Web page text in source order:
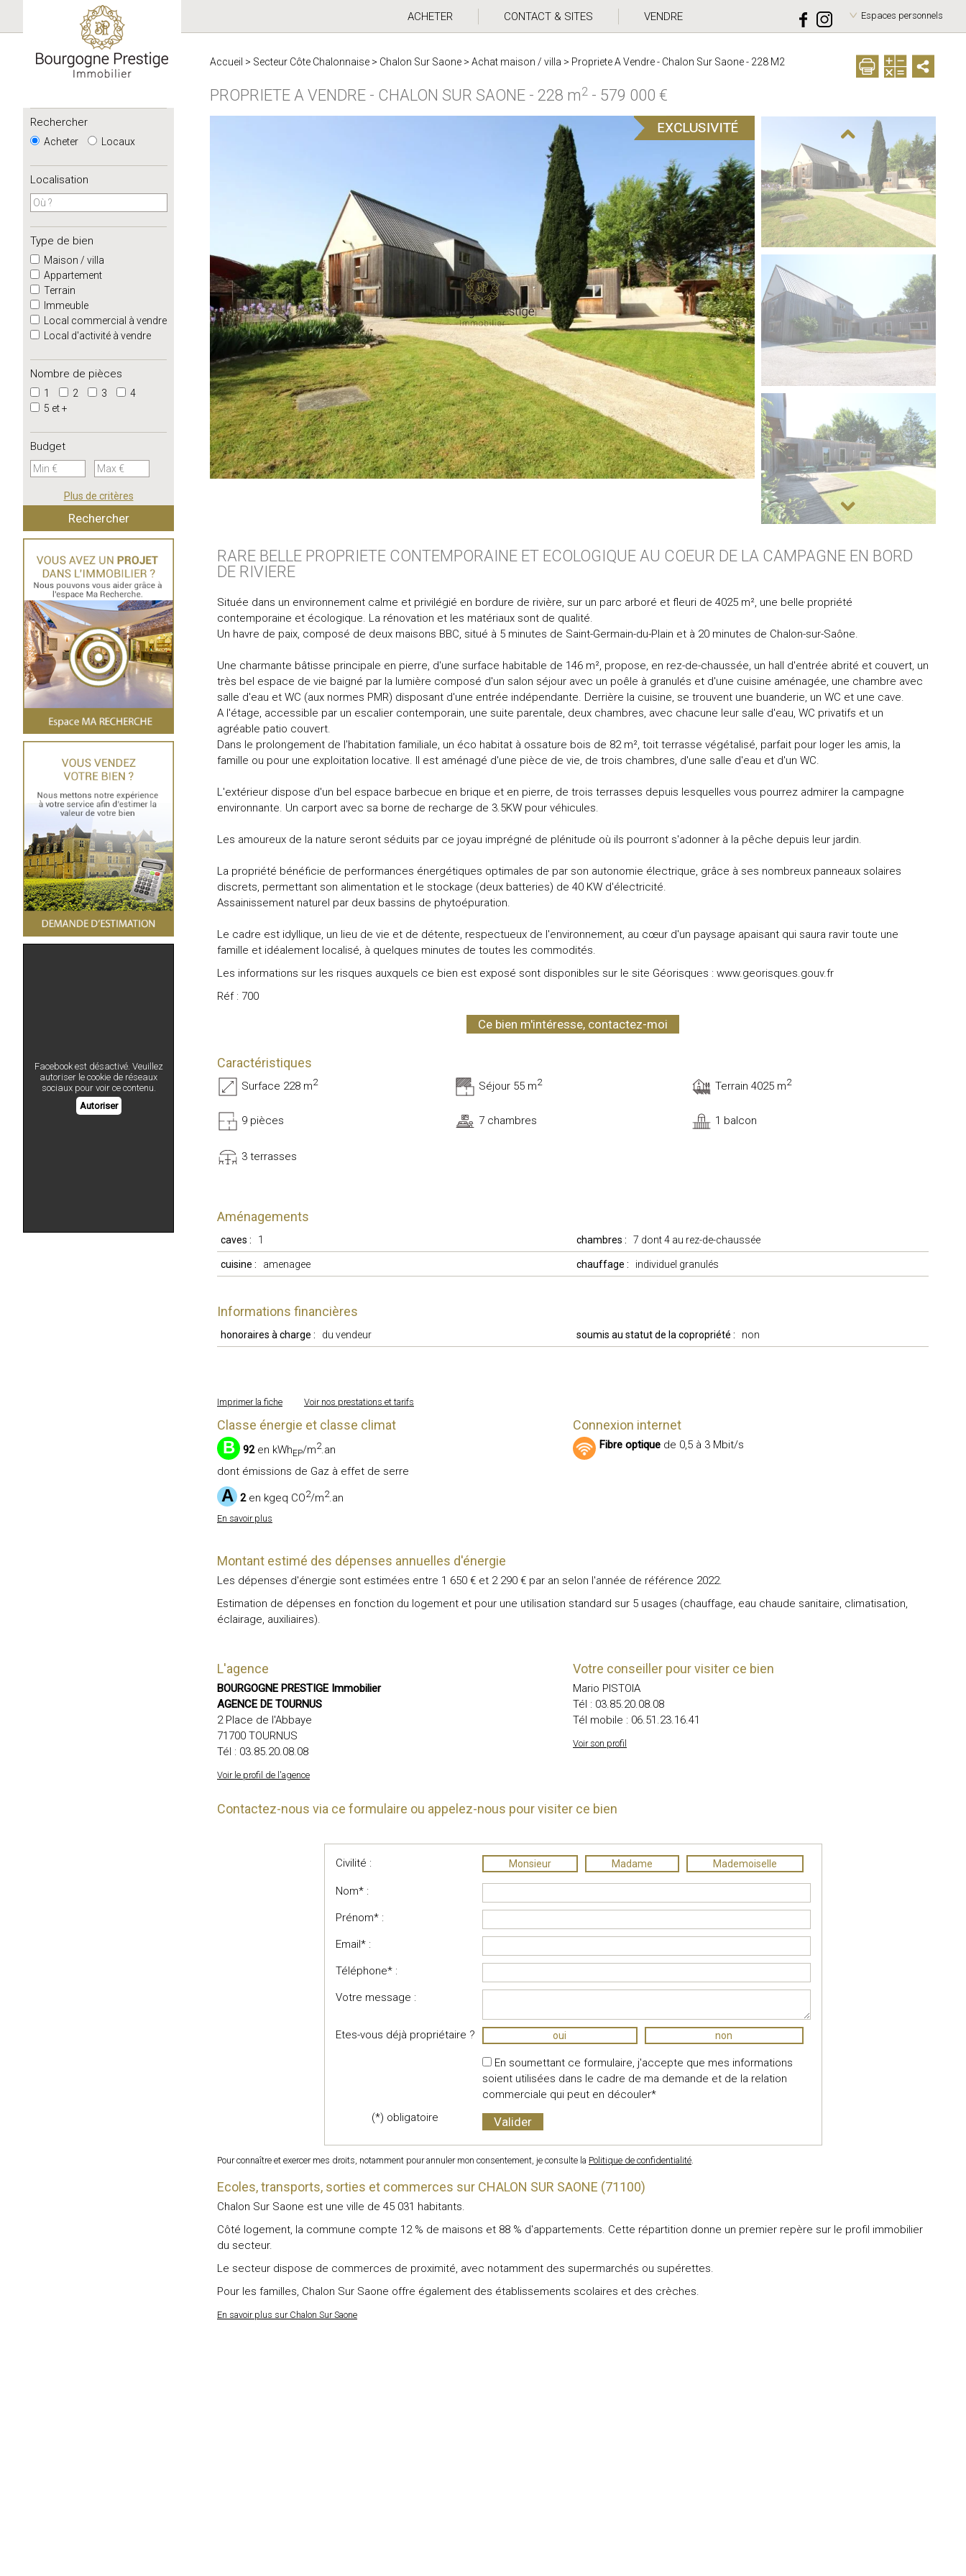
Espaces personnels
ACHETER CONTACT & SITES VENDRE
Rechercher
Acheter Locaux
Localisation
Type de bien
Maison / villa
Appartement
Terrain
Immeuble
Local commercial à vendre
Local d'activité à vendre
Nombre de pièces
1 2 3
4
5 et +
Budget
Plus de critères
Facebook est désactivé. Veuillez
autoriser le cookie de réseaux
sociaux pour voir ce contenu.
Autoriser
Accueil > Secteur Côte Chalonnaise > Chalon Sur Saone > Achat maison / villa > Propriete A Vendre - Chalon Sur Saone - 228 M2
PROPRIETE A VENDRE - CHALON SUR SAONE - 228 m2 - 579 000 €
RARE BELLE PROPRIETE CONTEMPORAINE ET ECOLOGIQUE AU COEUR DE LA CAMPAGNE EN BORD
DE RIVIERE
Située dans un environnement calme et privilégié en bordure de rivière, sur un parc arboré et fleuri de 4025 m², une belle propriété
contemporaine et écologique. La rénovation et les matériaux sont de qualité.
Un havre de paix, composé de deux maisons BBC, situé à 5 minutes de Saint-Germain-du-Plain et à 20 minutes de Chalon-sur-Saône.
Une charmante bâtisse principale en pierre, d'une surface habitable de 146 m², propose, en rez-de-chaussée, un hall d'entrée abrité et couvert, un
très bel espace de vie baigné par la lumière composé d'un salon séjour avec un poêle à granulés et d'une cuisine aménagée, une chambre avec
salle d'eau et WC (aux normes PMR) disposant d'une entrée indépendante. Derrière la cuisine, se trouvent une buanderie, un WC et une cave.
A l'étage, accessible par un escalier contemporain, une suite parentale, deux chambres, avec chacune leur salle d'eau, WC privatifs et un
agréable patio couvert.
Dans le prolongement de l'habitation familiale, un éco habitat à ossature bois de 82 m², toit terrasse végétalisé, parfait pour loger les amis, la
famille ou pour une exploitation locative. Il est aménagé d'une pièce de vie, de trois chambres, d'une salle d'eau et d'un WC.
L'extérieur dispose d'un bel espace barbecue en brique et en pierre, de trois terrasses depuis lesquelles vous pourrez admirer la campagne
environnante. Un carport avec sa borne de recharge de 3.5KW pour véhicules.
Les amoureux de la nature seront séduits par ce joyau imprégné de plénitude où ils pourront s'adonner à la pêche depuis leur jardin.
La propriété bénéficie de performances énergétiques optimales de par son autonomie électrique, grâce à ses nombreux panneaux solaires
discrets, permettant son alimentation et le stockage (deux batteries) de 40 KW d'électricité.
Assainissement naturel par deux bassins de phytoépuration.
Le cadre est idyllique, un lieu de vie et de détente, respectueux de l'environnement, au cœur d'un paysage apaisant qui saura ravir toute une
famille et idéalement localisé, à quelques minutes de toutes les commodités.
Les informations sur les risques auxquels ce bien est exposé sont disponibles sur le site Géorisques : www.georisques.gouv.fr
Réf : 700
Ce bien m'intéresse, contactez-moi
Caractéristiques
Surface 228 m2 Séjour 55 m2 Terrain 4025 m2
9 pièces 7 chambres 1 balcon
3 terrasses
Aménagements
caves : 1 chambres : 7 dont 4 au rez-de-chaussée
cuisine : amenagee chauffage : individuel granulés
Informations financières
honoraires à charge : du vendeur soumis au statut de la copropriété : non
Imprimer la fiche Voir nos prestations et tarifs
Classe énergie et classe climat
B 92en kWhEP/m2.an
dont émissions de Gaz à effet de serre
A 2en kgeq CO2/m2.an
En savoir plus
Connexion internet
Fibre optique de 0,5 à 3 Mbit/s
Montant estimé des dépenses annuelles d'énergie
Les dépenses d'énergie sont estimées entre 1 650 € et 2 290 € par an selon l'année de référence 2022.
Estimation de dépenses en fonction du logement et pour une utilisation standard sur 5 usages (chauffage, eau chaude sanitaire, climatisation,
éclairage, auxiliaires).
L'agence
BOURGOGNE PRESTIGE Immobilier
AGENCE DE TOURNUS
2 Place de l'Abbaye
71700 TOURNUS
Tél : 03.85.20.08.08
Voir le profil de l'agence
Votre conseiller pour visiter ce bien
Mario PISTOIA
Tél : 03.85.20.08.08
Tél mobile : 06.51.23.16.41
Voir son profil
Contactez-nous via ce formulaire ou appelez-nous pour visiter ce bien
Civilité : Monsieur Madame Mademoiselle
Nom* :
Prénom* :
Email* :
Téléphone* :
Votre message :
Etes-vous déjà propriétaire ? oui non
En soumettant ce formulaire, j'accepte que mes informations
soient utilisées dans le cadre de ma demande et de la relation
commerciale qui peut en découler*
(*) obligatoire
Pour connaître et exercer mes droits, notamment pour annuler mon consentement, je consulte la Politique de confidentialité
Ecoles, transports, sorties et commerces sur CHALON SUR SAONE (71100)
Chalon Sur Saone est une ville de 45 031 habitants.
Côté logement, la commune compte 12 % de maisons et 88 % d'appartements. Cette répartition donne un premier repère sur le profil immobilier
du secteur.
Le secteur dispose de commerces de proximité, avec notamment des supermarchés ou supérettes.
Pour les familles, Chalon Sur Saone offre également des établissements scolaires et des crèches.
En savoir plus sur Chalon Sur Saone